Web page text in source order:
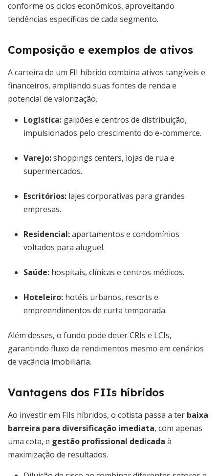
conforme os ciclos econômicos, aproveitando
tendências específicas de cada segmento.
Composição e exemplos de ativos
A carteira de um FII híbrido combina ativos tangíveis e
financeiros, ampliando suas fontes de renda e
potencial de valorização.
Logística: galpões e centros de distribuição,
impulsionados pelo crescimento do e-commerce.
Varejo:shoppings centers, lojas de rua e
supermercados.
Escritórios: lajes corporativas para grandes
empresas.
Residencial:apartamentos e condomínios
voltados para aluguel.
Saúde: hospitais, clínicas e centros médicos.
Hoteleiro: hotéis urbanos, resorts e
empreendimentos de curta temporada.
Além desses, o fundo pode deter CRIs e LCIs,
garantindo fluxo de rendimentos mesmo em cenários
de vacância imobiliária.
Vantagens dos FIIs híbridos
Ao investir em FIIs híbridos, o cotista passa a ter baixa
barreira para diversificação imediata, com apenas
uma cota, e gestão profissional dedicada à
maximização de resultados.